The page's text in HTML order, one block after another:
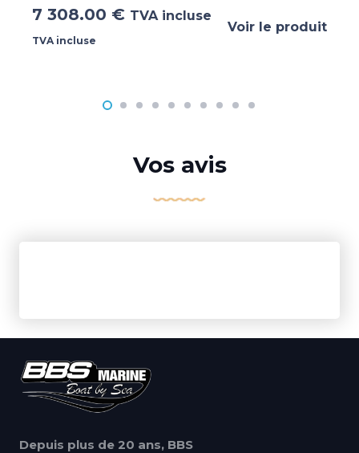
7 308.00 € TVA incluse
TVA incluse
Voir le produit
Vos avis
Depuis plus de 20 ans, BBS